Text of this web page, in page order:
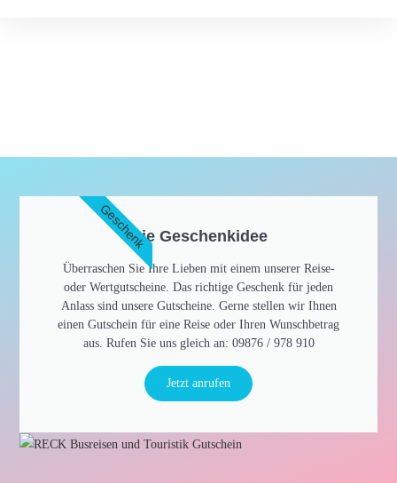
Die Geschenkidee​
Überraschen Sie Ihre Lieben mit einem unserer Reise-
oder Wertgutscheine. Das richtige Geschenk für jeden
Anlass sind unsere Gutscheine. Gerne stellen wir Ihnen
einen Gutschein für eine Reise oder Ihren Wunschbetrag
aus. Rufen Sie uns gleich an: 09876 / 978 910​
Jetzt anrufen
Geschenk